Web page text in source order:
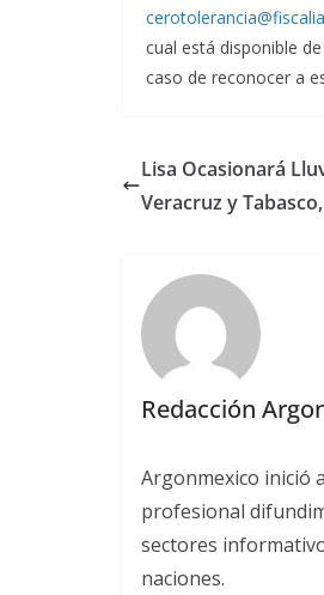
cual está disponible
caso de reconocer a
Lisa Ocasionará
Veracruz y
Redacción
Argonmexico inició
profesional
sectores
naciones.